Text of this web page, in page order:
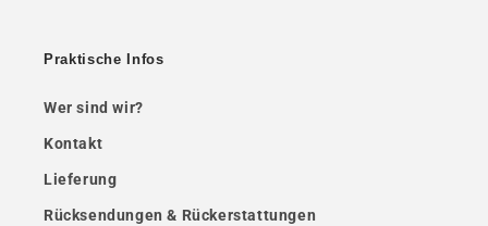
Praktische Infos
Wer sind wir?
Kontakt
Lieferung
Rücksendungen & Rückerstattungen